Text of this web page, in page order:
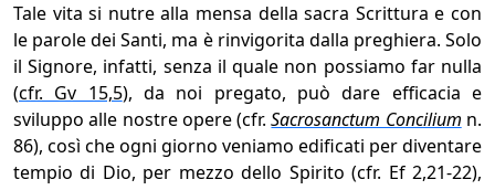
Tale vita si nutre alla mensa della sacra Scrittura e con
le parole dei Santi, ma è rinvigorita dalla preghiera. Solo
il Signore, infatti, senza il quale non possiamo far nulla
(cfr. Gv 15,5), da noi pregato, può dare efficacia e
sviluppo alle nostre opere (cfr.Sacrosanctum Concilium n.
86), così che ogni giorno veniamo edificati per diventare
tempio di Dio, per mezzo dello Spirito (cfr. Ef 2,21-22),